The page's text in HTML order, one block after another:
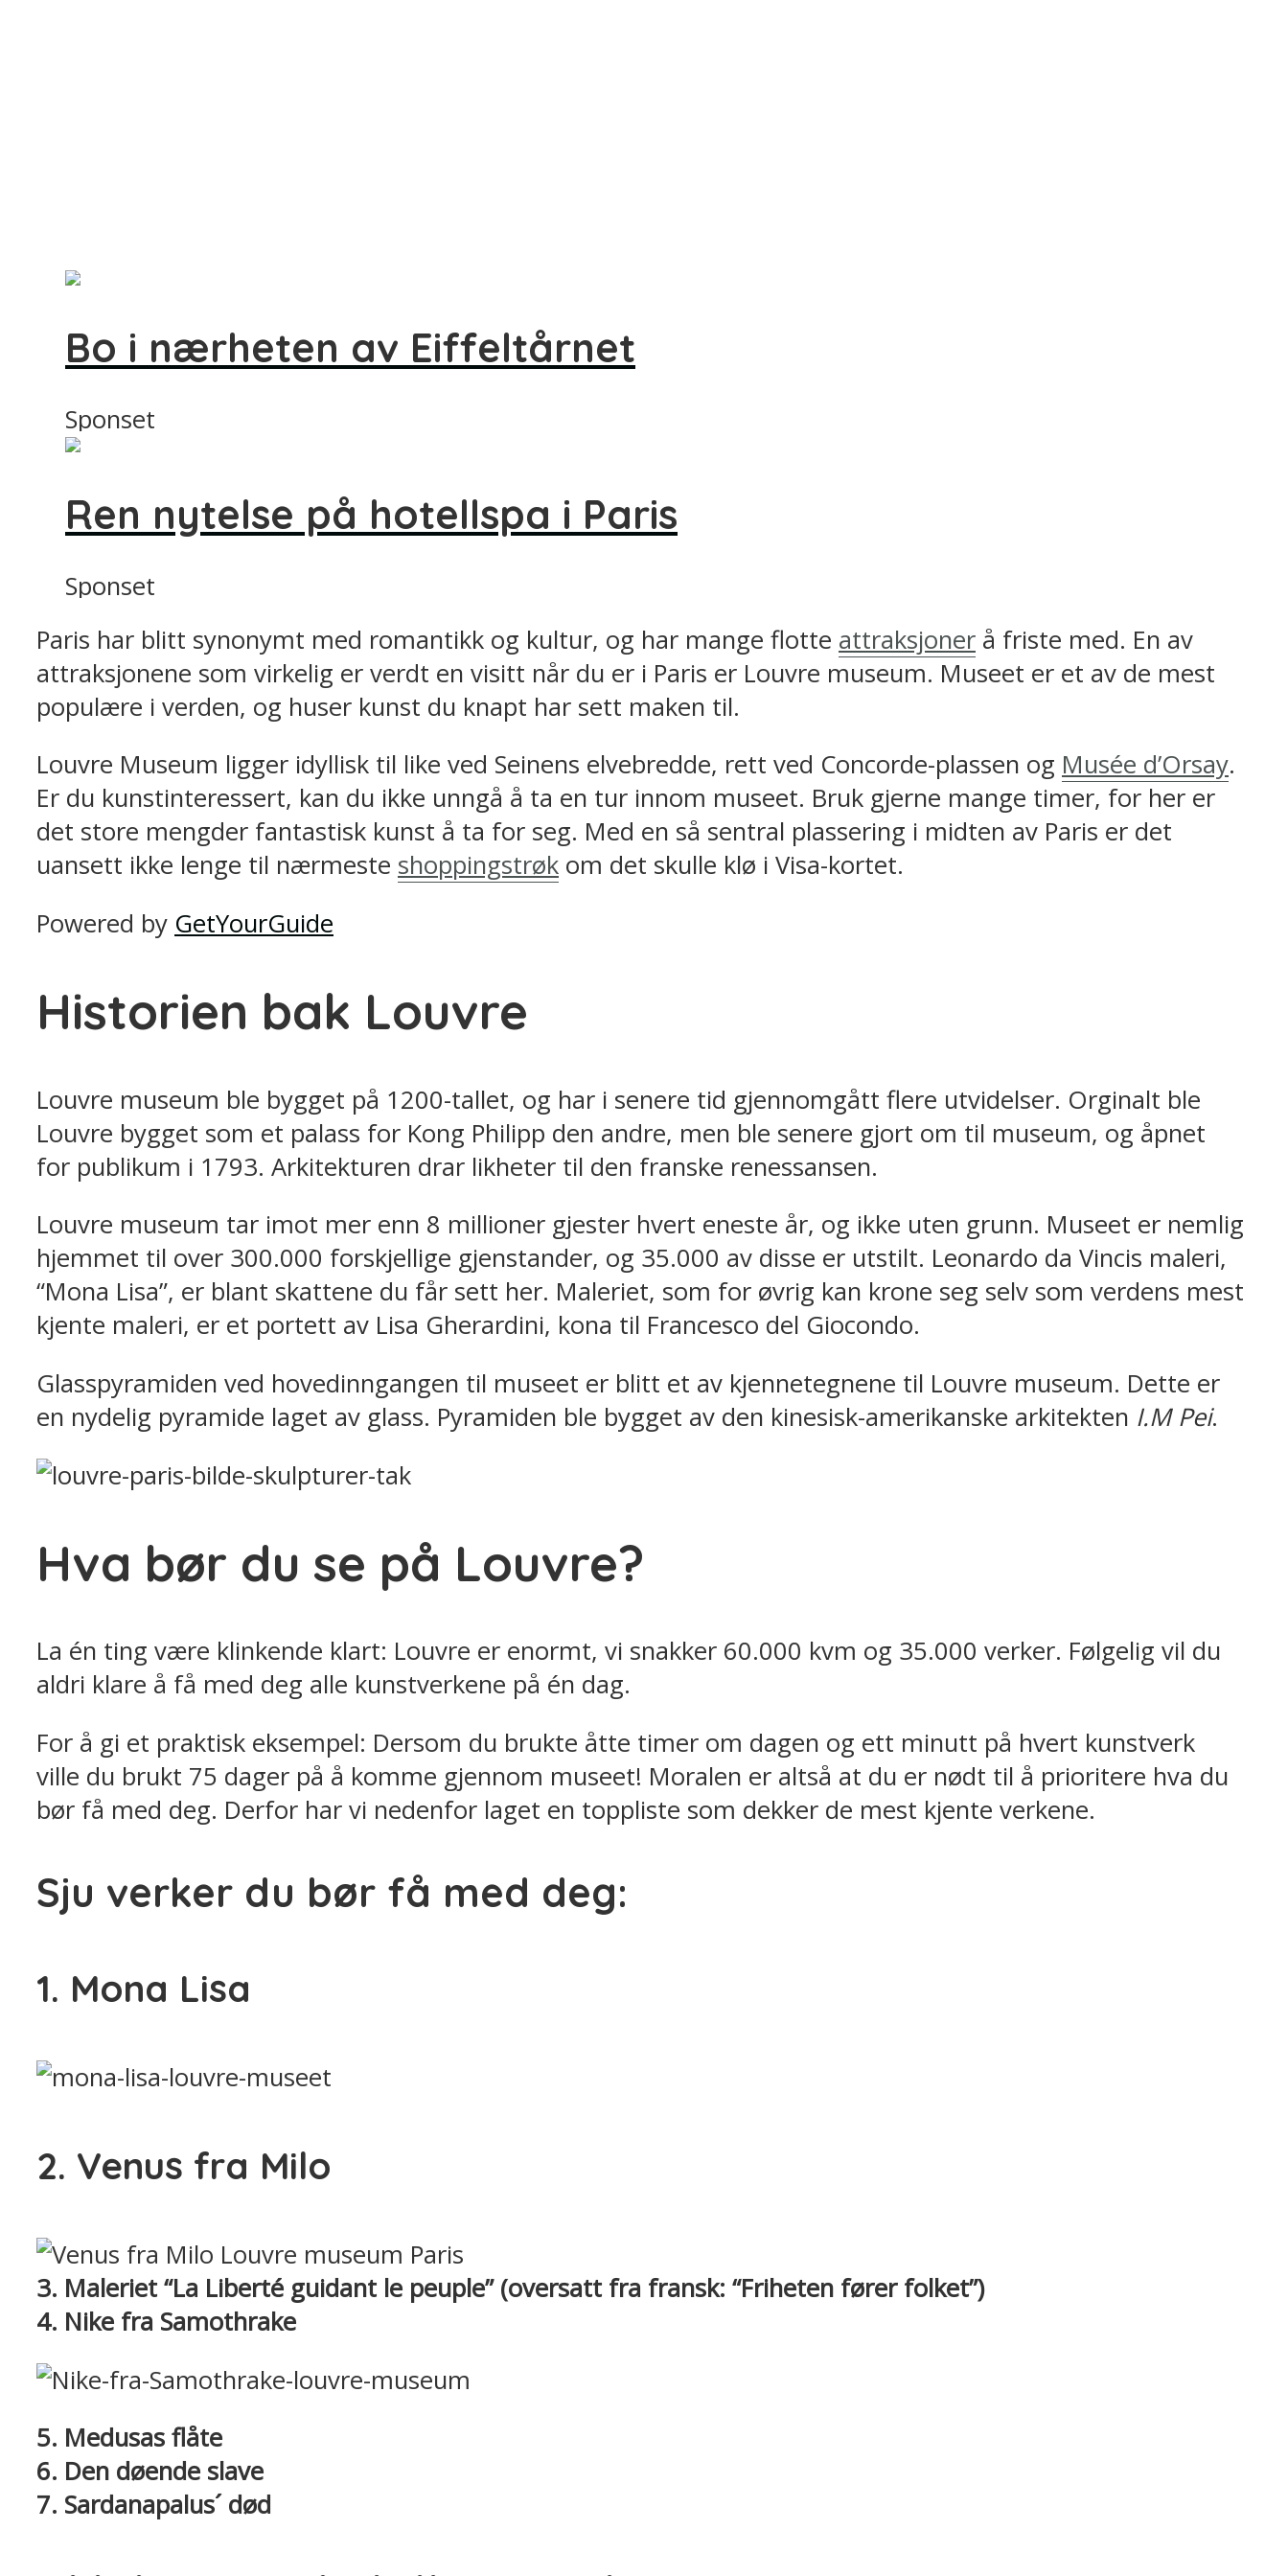
Bo i nærheten av Eiffeltårnet
Sponset
Ren nytelse på hotellspa i Paris
Sponset
Paris har blitt synonymt med romantikk og kultur, og har mange flotte attraksjoner å friste med. En av
attraksjonene som virkelig er verdt en visitt når du er i Paris er Louvre museum. Museet er et av de mest
populære i verden, og huser kunst du knapt har sett maken til.
Louvre Museum ligger idyllisk til like ved Seinens elvebredde, rett ved Concorde-plassen og Musée d’Orsay.
Er du kunstinteressert, kan du ikke unngå å ta en tur innom museet. Bruk gjerne mange timer, for her er
det store mengder fantastisk kunst å ta for seg. Med en så sentral plassering i midten av Paris er det
uansett ikke lenge til nærmeste shoppingstrøk om det skulle klø i Visa-kortet.
Powered by GetYourGuide
Historien bak Louvre
Louvre museum ble bygget på 1200-tallet, og har i senere tid gjennomgått flere utvidelser. Orginalt ble
Louvre bygget som et palass for Kong Philipp den andre, men ble senere gjort om til museum, og åpnet
for publikum i 1793. Arkitekturen drar likheter til den franske renessansen.
Louvre museum tar imot mer enn 8 millioner gjester hvert eneste år, og ikke uten grunn. Museet er nemlig
hjemmet til over 300.000 forskjellige gjenstander, og 35.000 av disse er utstilt. Leonardo da Vincis maleri,
“Mona Lisa”, er blant skattene du får sett her. Maleriet, som for øvrig kan krone seg selv som verdens mest
kjente maleri, er et portett av Lisa Gherardini, kona til Francesco del Giocondo.
Glasspyramiden ved hovedinngangen til museet er blitt et av kjennetegnene til Louvre museum. Dette er
en nydelig pyramide laget av glass. Pyramiden ble bygget av den kinesisk-amerikanske arkitekten I.M Pei.
Hva bør du se på Louvre?
La én ting være klinkende klart: Louvre er enormt, vi snakker 60.000 kvm og 35.000 verker. Følgelig vil du
aldri klare å få med deg alle kunstverkene på én dag.
For å gi et praktisk eksempel: Dersom du brukte åtte timer om dagen og ett minutt på hvert kunstverk
ville du brukt 75 dager på å komme gjennom museet! Moralen er altså at du er nødt til å prioritere hva du
bør få med deg. Derfor har vi nedenfor laget en toppliste som dekker de mest kjente verkene.
Sju verker du bør få med deg:
1. Mona Lisa
2. Venus fra Milo
3. Maleriet “La Liberté guidant le peuple” (oversatt fra fransk: “Friheten fører folket”)
4. Nike fra Samothrake
5. Medusas flåte
6. Den døende slave
7. Sardanapalus´ død